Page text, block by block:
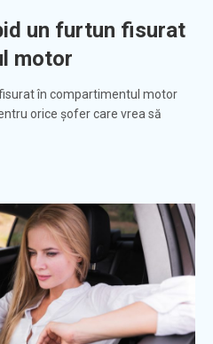
un furtun fisurat
motor
în compartimentul motor
orice șofer care vrea să